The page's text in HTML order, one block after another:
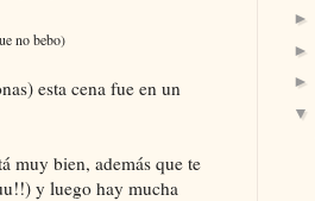
no bebo)
esta cena fue en un
muy bien, además que te
y luego hay mucha
►
►
►
▼